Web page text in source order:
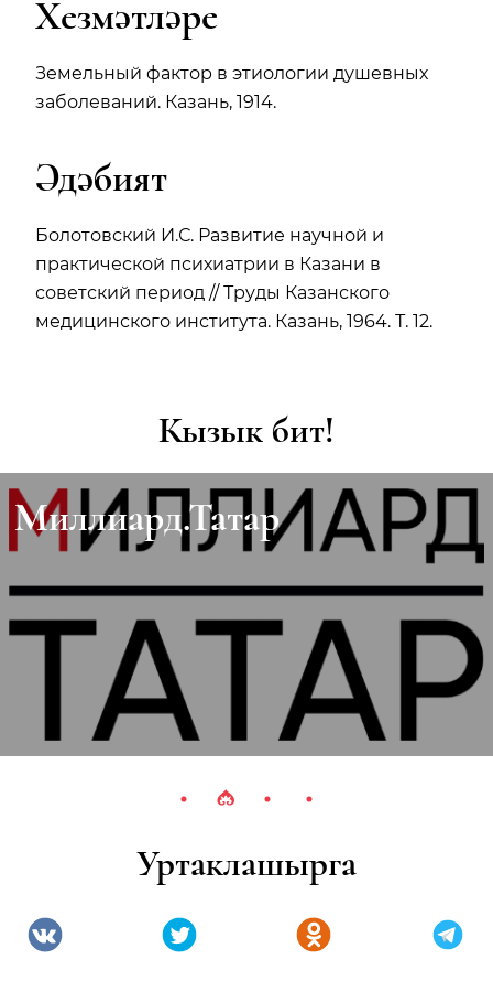
Хезмәтләре
Земельный фактор в этиологии душевных
заболеваний. Казань, 1914.
Әдәбият
Болотовский И.С. Развитие научной и
практической психиатрии в Казани в
советский период // Труды Казанского
медицинского института. Казань, 1964. Т. 12.
Кызык бит!
Миллиард.Татар
Уртаклашырга